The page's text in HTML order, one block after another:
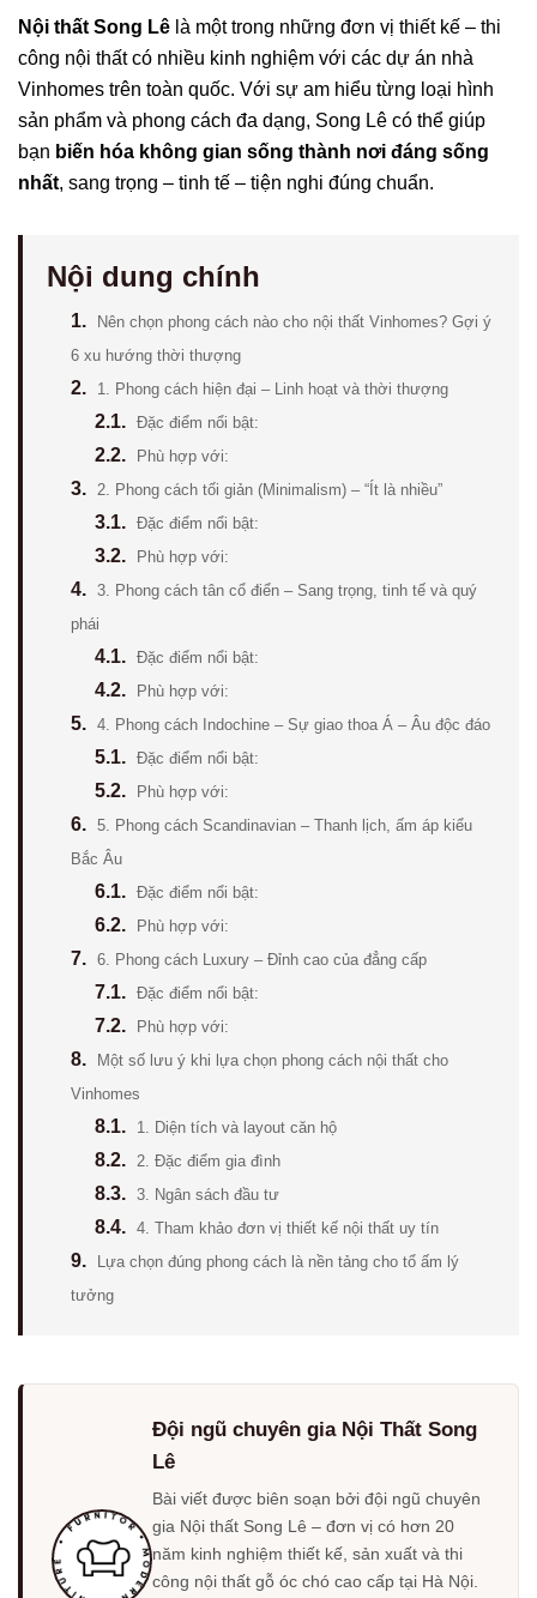
Nội thất Song Lê là một trong những đơn vị thiết kế – thi
công nội thất có nhiều kinh nghiệm với các dự án nhà
Vinhomes trên toàn quốc. Với sự am hiểu từng loại hình
sản phẩm và phong cách đa dạng, Song Lê có thể giúp
bạn biến hóa không gian sống thành nơi đáng sống
nhất, sang trọng – tinh tế – tiện nghi đúng chuẩn.
Nội dung chính
1.
Nên chọn phong cách nào cho nội thất Vinhomes? Gợi ý
6 xu hướng thời thượng
2. 1. Phong cách hiện đại – Linh hoạt và thời thượng
2.1. Đặc điểm nổi bật:
2.2. Phù hợp với:
3. 2. Phong cách tối giản (Minimalism) – “Ít là nhiều”
3.1. Đặc điểm nổi bật:
3.2. Phù hợp với:
4. 3. Phong cách tân cổ điển – Sang trọng, tinh tế và quý
phái
4.1. Đặc điểm nổi bật:
4.2. Phù hợp với:
5. 4. Phong cách Indochine – Sự giao thoa Á – Âu độc đáo
5.1. Đặc điểm nổi bật:
5.2. Phù hợp với:
6. 5. Phong cách Scandinavian – Thanh lịch, ấm áp kiểu
Bắc Âu
6.1. Đặc điểm nổi bật:
6.2. Phù hợp với:
7. 6. Phong cách Luxury – Đỉnh cao của đẳng cấp
7.1. Đặc điểm nổi bật:
7.2. Phù hợp với:
8.
Một số lưu ý khi lựa chọn phong cách nội thất cho
Vinhomes
8.1. 1. Diện tích và layout căn hộ
8.2. 2. Đặc điểm gia đình
8.3. 3. Ngân sách đầu tư
8.4. 4. Tham khảo đơn vị thiết kế nội thất uy tín
9.
Lựa chọn đúng phong cách là nền tảng cho tổ ấm lý
tưởng
Đội ngũ chuyên gia Nội Thất Song
Lê
Bài viết được biên soạn bởi đội ngũ chuyên
gia Nội thất Song Lê – đơn vị có hơn 20
năm kinh nghiệm thiết kế, sản xuất và thi
công nội thất gỗ óc chó cao cấp tại Hà Nội.